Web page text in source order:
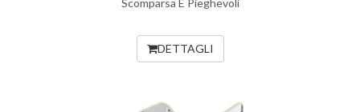
Scomparsa E Pieghevoli
DETTAGLI